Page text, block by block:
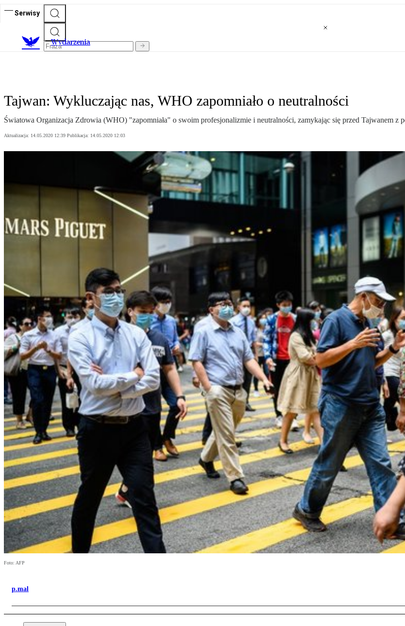
Serwisy
Wydarzenia
Tajwan: Wykluczając nas, WHO zapomniało o neutralności
Światowa Organizacja Zdrowia (WHO) "zapomniała" o swoim profesjonalizmie i neutralności, zamykając się przed Tajwanem
Aktualizacja: 14.05.2020 12:39 Publikacja: 14.05.2020 12:03
Foto: AFP
p.mal